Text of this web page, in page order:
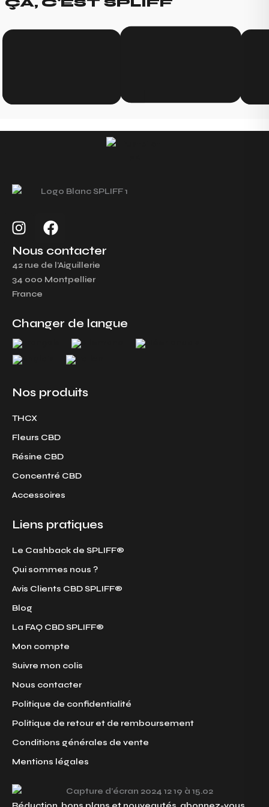
I
n
s
t
a
g
a
m
F
a
c
e
b
k
Nous contacter
42 rue de l’Aiguillerie
34 000 Montpellier
France
Changer de langue
Nos produits
THCX
Fleurs CBD
Résine CBD
Concentré CBD
Accessoires
Liens pratiques
Le Cashback de SPLIFF®
Qui sommes nous ?
Avis Clients CBD SPLIFF®
Blog
La FAQ CBD SPLIFF®
Mon compte
Suivre mon colis
Nous contacter
Politique de confidentialité
Politique de retour et de remboursement
Conditions générales de vente
Mentions légales